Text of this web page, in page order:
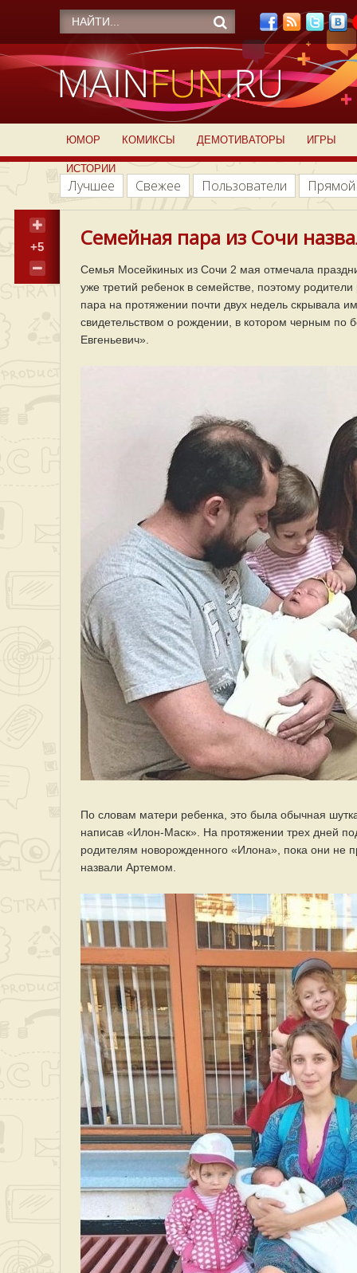
ЮМОР КОМИКСЫ ДЕМОТИВАТОРЫ ИГРЫ
ИСТОРИИ
Лучшее Свежее Пользователи
+5 Семейная пара из Сочи
Семья Мосейкиных из Сочи 2 мая отмечала
уже третий ребенок в семействе, поэтому
пара на протяжении почти двух недель скрывала
свидетельством о рождении, в котором черным по
Евгеньевич».
По словам матери ребенка, это была обычная
написав «Илон-Маск». На протяжении трех дней
родителям новорожденного «Илона», пока они не
назвали Артемом.